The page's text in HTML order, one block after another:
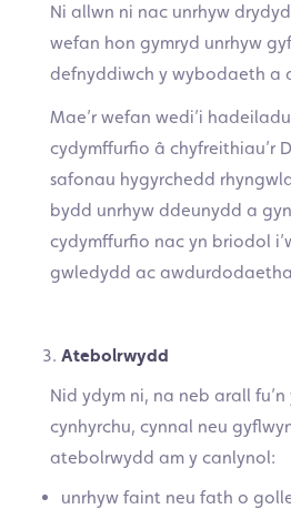
Ni allwn ni nac unrhyw
wefan hon gymryd unrhyw
defnyddiwch y wybodaeth a
Mae’r wefan wedi’i
cydymffurfio â chyfreithiau’r
safonau hygyrchedd
bydd unrhyw ddeunydd a
cydymffurfio nac yn briodol
gwledydd ac
Atebolrwydd
Nid ydym ni, na neb arall
cynhyrchu, cynnal neu
atebolrwydd am y canlynol:
unrhyw faint neu fath o